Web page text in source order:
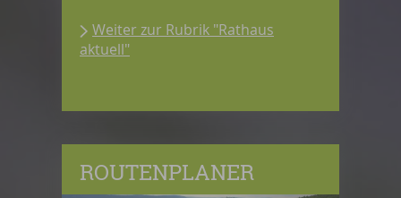
Weiter zur Rubrik "Rathaus
aktuell"
ROUTENPLANER